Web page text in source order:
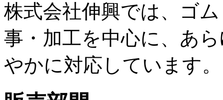
株式会社伸興では、ゴ
事・加工を中心に、あ
やかに対応しています。